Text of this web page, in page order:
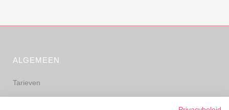
ALGEMEEN
Tarieven